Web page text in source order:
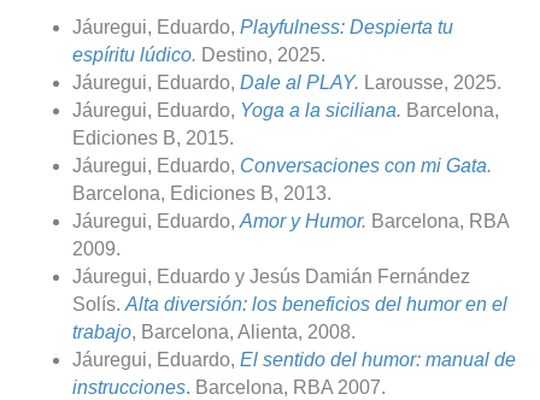
Jáuregui, Eduardo, Playfulness: Despierta tu
espíritu lúdico. Destino, 2025.
Jáuregui, Eduardo, Dale al PLAY. Larousse, 2025.
Jáuregui, Eduardo, Yoga a la siciliana. Barcelona,
Ediciones B, 2015.
Jáuregui, Eduardo, Conversaciones con mi Gata.
Barcelona, Ediciones B, 2013.
Jáuregui, Eduardo, Amor y Humor. Barcelona, RBA
2009.
Jáuregui, Eduardo y Jesús Damián Fernández
Solís. Alta diversión: los beneficios del humor en el
trabajo, Barcelona, Alienta, 2008.
Jáuregui, Eduardo, El sentido del humor: manual de
instrucciones. Barcelona, RBA 2007.